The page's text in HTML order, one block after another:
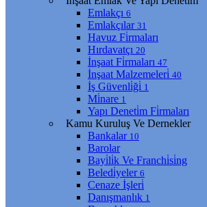
Emlakçı 6
Emlakçılar 31
Havuz Fi̇rmaları
Hırdavatçı 20
İnşaat Fi̇rmaları 47
İnşaat Malzemeleri̇ 40
İş Güvenli̇ği̇ 1
Mi̇nare 1
Yapı Deneti̇m Fi̇rmaları
Kamu Kuruluş Ve Dernekler
Bankalar 10
Barolar
Bayi̇li̇k Ve Franchi̇si̇ng
Beledi̇yeler 6
Cenaze İşleri̇
Danışmanlık 1